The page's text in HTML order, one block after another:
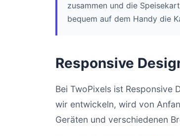
zusammen und die
bequem auf dem Handy die
Responsive
Bei TwoPixels ist Responsive
wir entwickeln, wird von
Geräten und verschiedenen